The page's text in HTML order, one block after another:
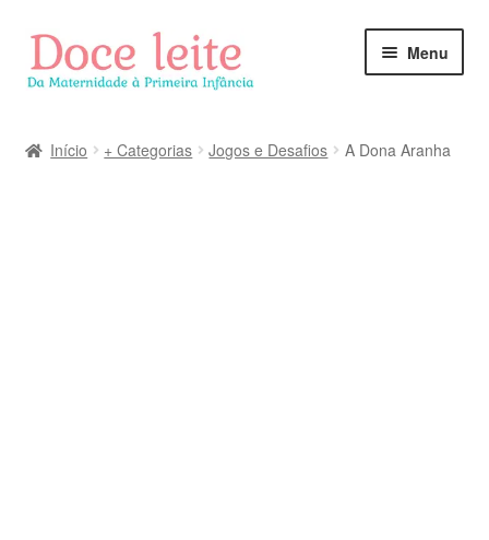
Pular
para
navegação
Pular
para
o
Menu
Início + Categorias Jogos e Desafios A Dona Aranha